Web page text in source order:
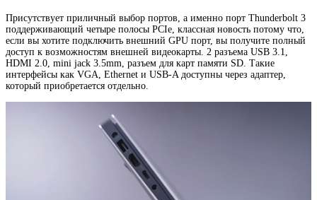
Присутствует приличный выбор портов, а именно порт Thunderbolt 3
поддерживающий четыре полосы PCIe, классная новость потому что,
если вы хотите подключить внешний GPU порт, вы получите полный
доступ к возможностям внешней видеокарты. 2 разъема USB 3.1,
HDMI 2.0, mini jack 3.5mm, разъем для карт памяти SD. Такие
интерфейсы как VGA, Ethernet и USB-A доступны через адаптер,
который приобретается отдельно.